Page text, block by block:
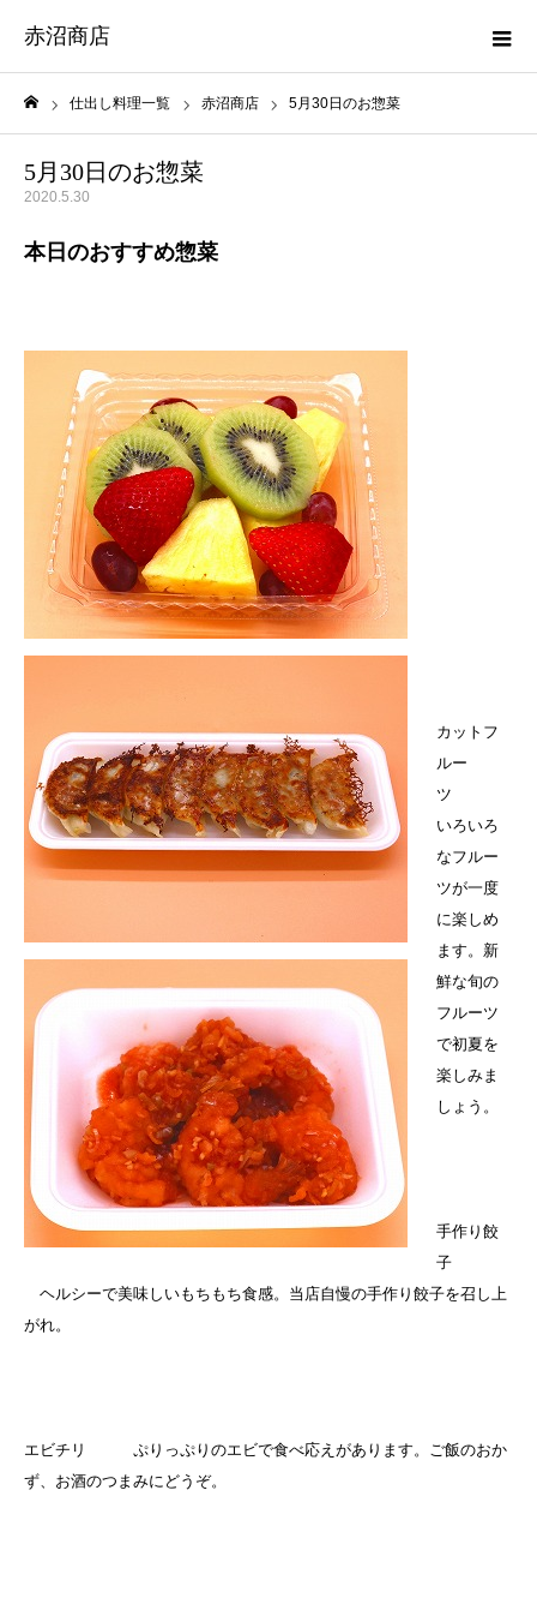
赤沼商店
仕出し料理一覧 赤沼商店 5月30日のお惣菜
5月30日のお惣菜
2020.5.30
本日のおすすめ惣菜
カットフ
ルー
ツ
いろいろ
なフルー
ツが一度
に楽しめ
ます。新
鮮な旬の
フルーツ
で初夏を
楽しみま
しょう。
手作り餃
子
ヘルシーで美味しいもちもち食感。当店自慢の手作り餃子を召し上
がれ。
エビチリ ぷりっぷりのエビで食べ応えがあります。ご飯のおか
ず、お酒のつまみにどうぞ。